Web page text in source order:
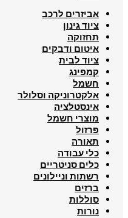
אביזרים לרכב
ציוד גינון
תחזוקה
איטום ודבקים
ציוד לבית
קמפינג
חשמל
אלקטרוניקה וסלולר
אינסטלציה
מוצרי חשמל
פרזול
תאורה
כלי עבודה
כלים סניטריים
רשתות וניילונים
ברזים
סוללות
נורות